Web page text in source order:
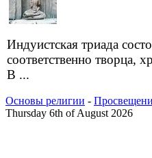
Индуистская триада
соответственно творца,
В ...
Основы религии -
Thursday 6th of August 2026